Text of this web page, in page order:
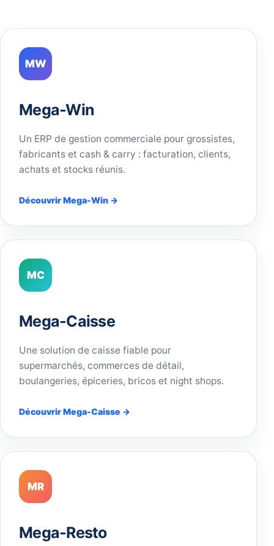
MW
Mega-Win
Un ERP de gestion commerciale pour grossistes,
fabricants et cash & carry : facturation, clients,
achats et stocks réunis.
Découvrir Mega-Win →
MC
Mega-Caisse
Une solution de caisse fiable pour
supermarchés, commerces de détail,
boulangeries, épiceries, bricos et night shops.
Découvrir Mega-Caisse →
MR
Mega-Resto